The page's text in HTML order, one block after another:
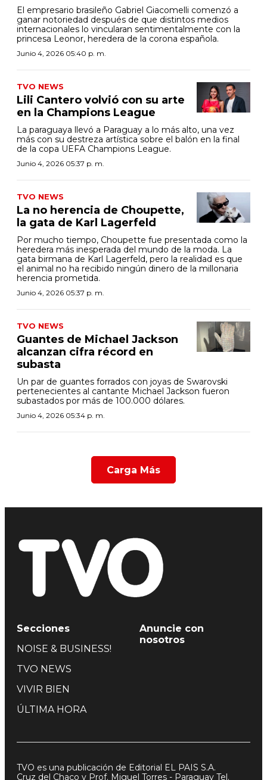
El empresario brasileño Gabriel Giacomelli comenzó a
ganar notoriedad después de que distintos medios
internacionales lo vincularan sentimentalmente con la
princesa Leonor, heredera de la corona española.
Junio 4, 2026 05:40 p. m.
TVO NEWS
Lili Cantero volvió con su arte
en la Champions League
La paraguaya llevó a Paraguay a lo más alto, una vez
más con su destreza artística sobre el balón en la final
de la copa UEFA Champions League.
Junio 4, 2026 05:37 p. m.
TVO NEWS
La no herencia de Choupette,
la gata de Karl Lagerfeld
Por mucho tiempo, Choupette fue presentada como la
heredera más inesperada del mundo de la moda. La
gata birmana de Karl Lagerfeld, pero la realidad es que
el animal no ha recibido ningún dinero de la millonaria
herencia prometida.
Junio 4, 2026 05:37 p. m.
TVO NEWS
Guantes de Michael Jackson
alcanzan cifra récord en
subasta
Un par de guantes forrados con joyas de Swarovski
pertenecientes al cantante Michael Jackson fueron
subastados por más de 100.000 dólares.
Junio 4, 2026 05:34 p. m.
Carga Más
Secciones
NOISE & BUSINESS!
TVO NEWS
VIVIR BIEN
ÚLTIMA HORA
Anuncie con
nosotros
TVO es una publicación de Editorial EL PAIS S.A.
Cruz del Chaco y Prof. Miguel Torres - Paraguay Tel.